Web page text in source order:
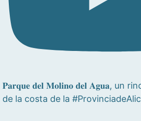
𝐏𝐚𝐫𝐪𝐮𝐞 𝐝𝐞𝐥 𝐌𝐨𝐥𝐢𝐧𝐨 𝐝𝐞𝐥 𝐀𝐠𝐮𝐚, un
de la costa de la